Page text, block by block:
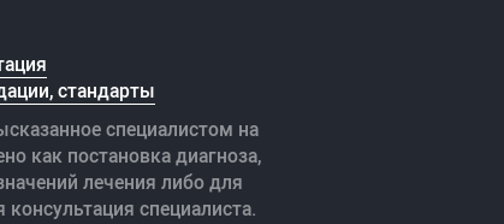
стандарты
специалистом на
как постановка диагноза,
лечения либо для
специалиста.